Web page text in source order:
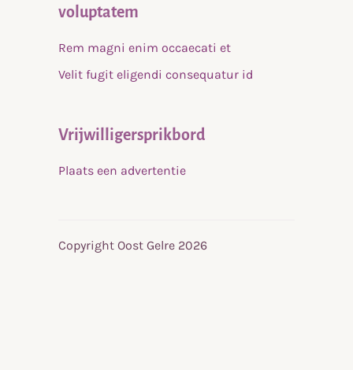
voluptatem
Rem magni enim occaecati et
Velit fugit eligendi consequatur id
Vrijwilligersprikbord
Plaats een advertentie
Copyright Oost Gelre 2026